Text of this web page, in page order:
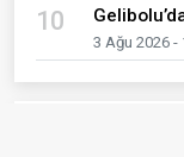
10
3 Ağu 2026 -